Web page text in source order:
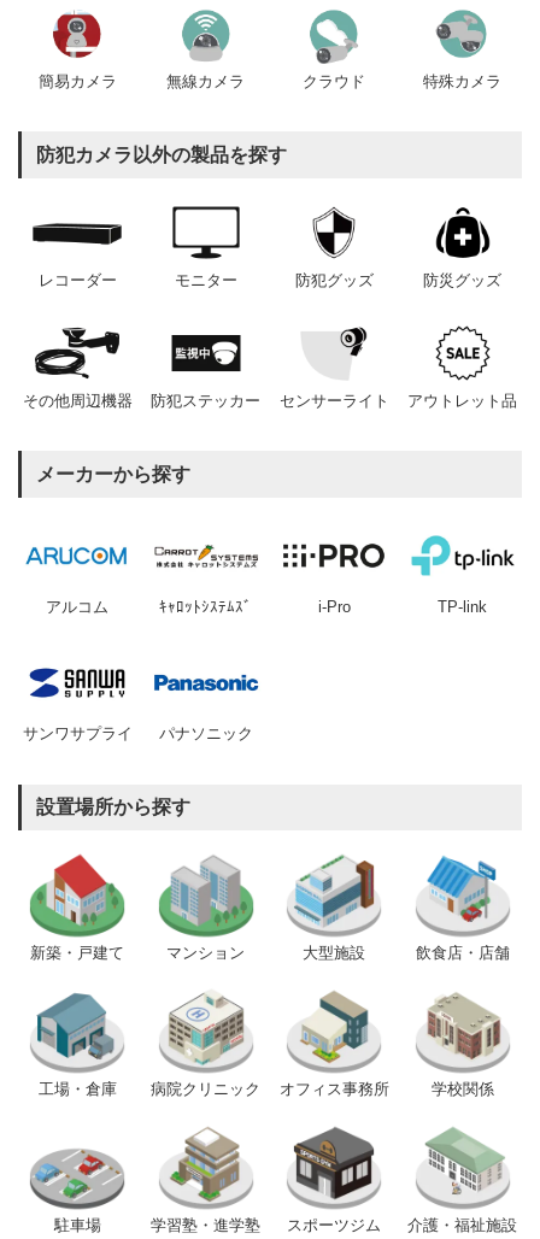
簡易カメラ 無線カメラ クラウド 特殊カメラ
防犯カメラ以外の製品を探す
レコーダー モニター 防犯グッズ 防災グッズ
その他周辺機器 防犯ステッカー センサーライト アウトレット品
メーカーから探す
アルコム ｷｬﾛｯﾄｼｽﾃﾑｽﾞ i-Pro TP-link
サンワサプライ パナソニック
設置場所から探す
新築・戸建て マンション 大型施設 飲食店・店舗
工場・倉庫 病院クリニック オフィス事務所 学校関係
駐車場 学習塾・進学塾 スポーツジム 介護・福祉施設